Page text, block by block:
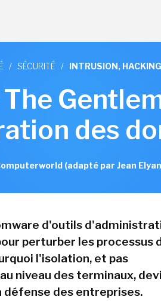
/ SÉCURITÉ / INTRUSION,
des
(adapté par Jean
d'outils
perturber les processus
l'isolation, et pas
niveau des terminaux,
défense des entreprises.